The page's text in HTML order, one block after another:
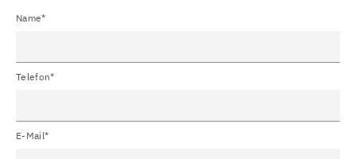
Name*
Telefon*
E-Mail*